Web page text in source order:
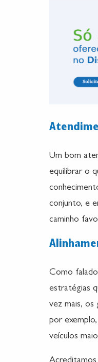
Um bom
equilibrar o
conjunto, e
caminho
Como
estratégias
vez mais, os
por
veículos